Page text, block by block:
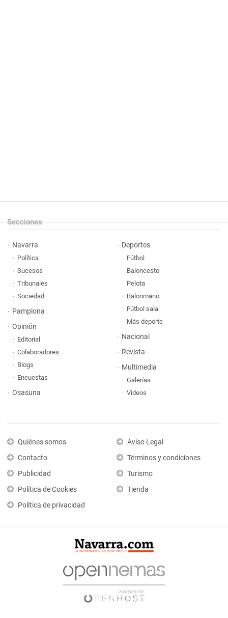
Secciones
Navarra
Política
Sucesos
Tribunales
Sociedad
Pamplona
Opinión
Editorial
Colaboradores
Blogs
Encuestas
Osasuna
Deportes
Fútbol
Baloncesto
Pelota
Balonmano
Fútbol sala
Más deporte
Nacional
Revista
Multimedia
Galerías
Vídeos
Quiénes somos
Contacto
Publicidad
Política de Cookies
Política de privacidad
Aviso Legal
Términos y condiciones
Turismo
Tienda